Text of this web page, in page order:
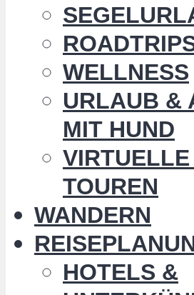
WELLNESS
URLAUB &
MIT HUND
TOUREN
WANDERN
HOTELS &